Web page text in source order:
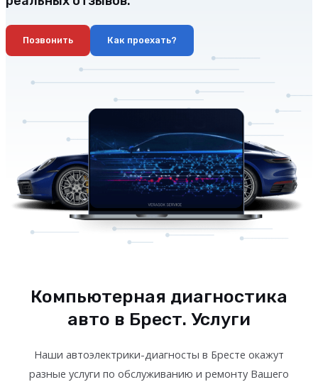
Позвонить Как проехать?
Компьютерная диагностика
авто в Брест. Услуги
Наши автоэлектрики-диагносты в Бресте окажут
разные услуги по обслуживанию и ремонту Вашего